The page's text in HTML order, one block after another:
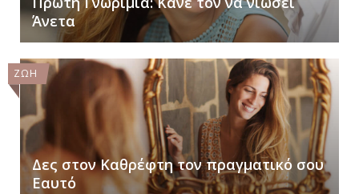
Άνετα
ΖΩΗ
Δες στον Καθρέφτη τον πραγματικό σου
Eαυτό